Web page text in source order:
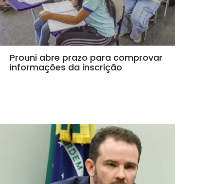
Prouni abre prazo para comprovar
informações da inscrição